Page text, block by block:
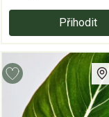
Přihodit